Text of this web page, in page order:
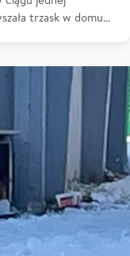
trzask w domu…